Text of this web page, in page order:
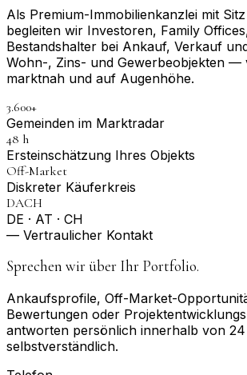
Als Premium-Immobilienkanzlei mit
begleiten wir Investoren, Family
Bestandshalter bei Ankauf, Verkauf
Wohn-, Zins- und Gewerbeobjekten —
marktnah und auf Augenhöhe.
3.600+
Gemeinden im Marktradar
48 h
Erst­einschätzung Ihres Objekts
Off-Market
Diskreter Käuferkreis
DACH
DE · AT · CH
— Vertraulicher Kontakt
Sprechen wir über Ihr Portfolio.
Ankaufsprofile, Off-Market-
Bewertungen oder
antworten persönlich innerhalb von
selbstverständlich.